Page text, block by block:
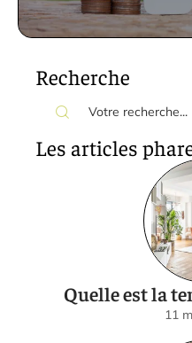
Recherche
Les articles
Quelle est la
11